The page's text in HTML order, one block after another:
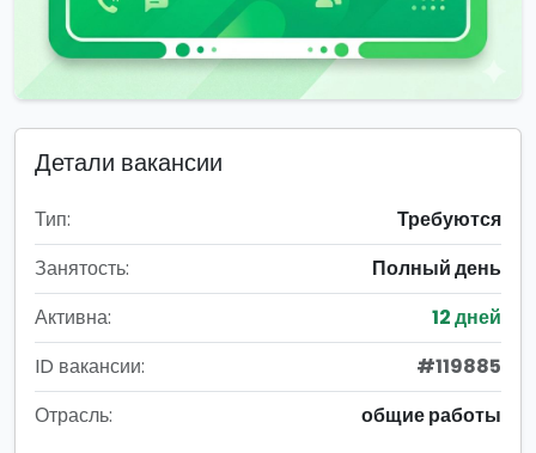
Детали вакансии
Тип:
Требуются
Занятость:
Полный день
Активна:
12 дней
ID вакансии:
#119885
Отрасль:
общие работы